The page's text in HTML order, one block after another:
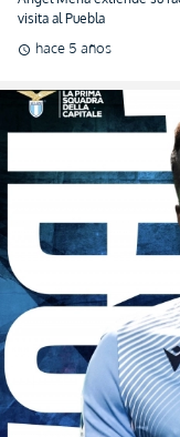
visita al Puebla
schedule hace 5 años